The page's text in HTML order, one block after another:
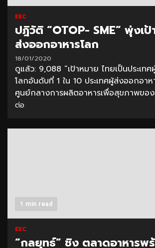
EEC
ปฎิวัติ “OTOP- SME” พุ่งเป้
ส่งออกอาหารโลก
18/01/2020
ดูแล้ว: 9,088 “เป้าหมาย ไทยเป็นประเท
โลกอันดับที่ 1 ใน 10 ประเทศผู้ส่งออกอา
ศูนย์กลางการผลิตอาหารเพื่อสุขภาพของ
ต่อ
1 min read
EEC
“กลยุทธ์” ชิง ตลาดอาหารพ